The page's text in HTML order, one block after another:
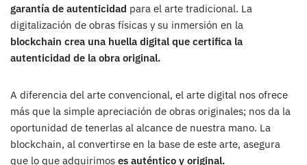
garantía de autenticidad para el arte tradicional. La
digitalización de obras físicas y su inmersión en la
blockchain crea una huella digital que certifica la
autenticidad de la obra original.
A diferencia del arte convencional, el arte digital nos ofrece
más que la simple apreciación de obras originales; nos da la
oportunidad de tenerlas al alcance de nuestra mano. La
blockchain, al convertirse en la base de este arte, asegura
que lo que adquirimos es auténtico y original.